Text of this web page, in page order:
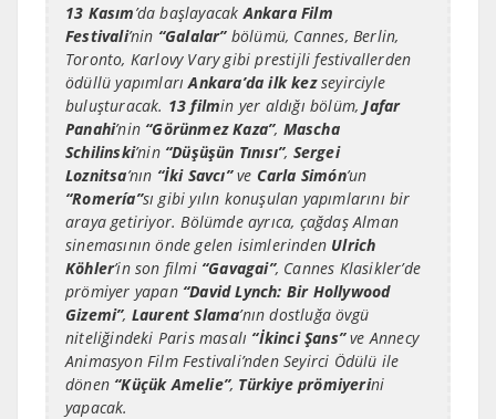
13 Kasım’da başlayacakAnkara Film
Festivali’nin “Galalar” bölümü, Cannes, Berlin,
Toronto, Karlovy Vary gibi prestijli festivallerden
ödüllü yapımlarıAnkara’da ilk kezseyirciyle
buluşturacak. 13 filmin yer aldığı bölüm,Jafar
Panahi’nin “Görünmez Kaza”, Mascha
Schilinski’nin “Düşüşün Tınısı”, Sergei
Loznitsa’nın “İki Savcı”ve Carla Simón’un
“Romería”sı gibi yılın konuşulan yapımlarını bir
araya getiriyor. Bölümde ayrıca, çağdaş Alman
sinemasının önde gelen isimlerinden Ulrich
Köhler’in son filmi“Gavagai”, Cannes Klasikler’de
prömiyer yapan “David Lynch: Bir Hollywood
Gizemi”, Laurent Slama’nın dostluğa övgü
niteliğindeki Paris masalı “İkinci Şans”ve Annecy
Animasyon Film Festivali’nden Seyirci Ödülü ile
dönen “Küçük Amelie”, Türkiye prömiyerini
yapacak.